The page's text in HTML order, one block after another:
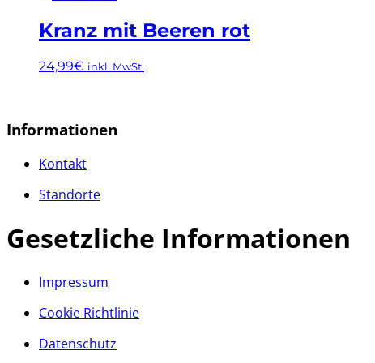
Kranz mit Beeren rot
24,99€ inkl. MwSt.
Informationen
Kontakt
Standorte
Gesetzliche Informationen
Impressum
Cookie Richtlinie
Datenschutz